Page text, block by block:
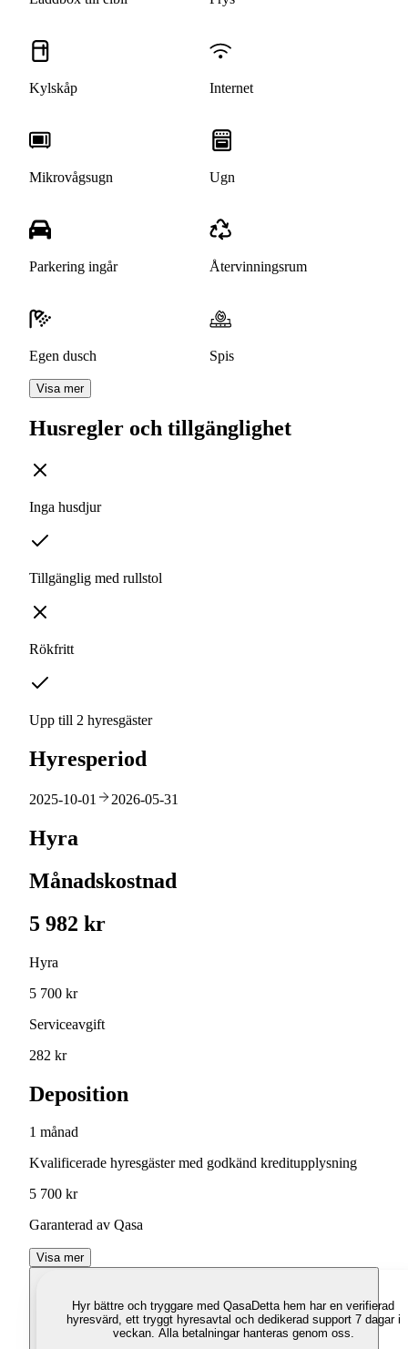
Kylskåp Internet
Mikrovågsugn Ugn
Parkering ingår Återvinningsrum
Egen dusch Spis
Visa mer
Husregler och tillgänglighet
Inga husdjur
Tillgänglig med rullstol
Rökfritt
Upp till 2 hyresgäster
Hyresperiod
2025-10-01 2026-05-31
Hyra
Månadskostnad
5 982 kr
Hyra
5 700 kr
Serviceavgift
282 kr
Deposition
1 månad
Kvalificerade hyresgäster med godkänd kreditupplysning
5 700 kr
Garanterad av Qasa
Visa mer
Hyr bättre och tryggare med QasaDetta hem har en verifierad
hyresvärd, ett tryggt hyresavtal och dedikerad support 7 dagar i
veckan. Alla betalningar hanteras genom oss.